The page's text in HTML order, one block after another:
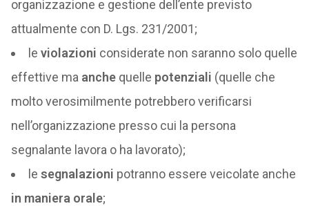
organizzazione e gestione dell’ente previsto
attualmente con D. Lgs. 231/2001;
le violazioni considerate non saranno solo quelle
effettive ma anchequelle potenziali (quelle che
molto verosimilmente potrebbero verificarsi
nell’organizzazione presso cui la persona
segnalante lavora o ha lavorato);
le segnalazioni potranno essere veicolate anche
in maniera orale;